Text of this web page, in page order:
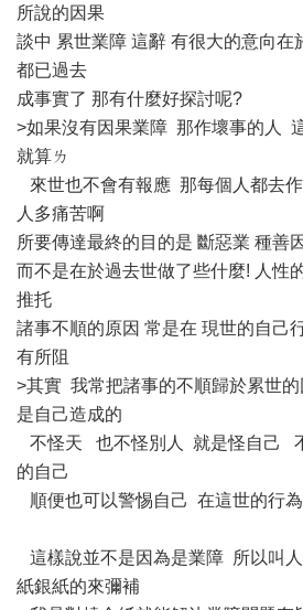
所說的因果
談中 累世業障 這辭 有很大的意向在
都已過去
成事實了 那有什麼好探討呢?
>如果沒有因果業障 那作壞事的人
就算ㄌ
來世也不會有報應 那每個人都去
人多痛苦啊
所要傳達最終的目的是 斷惡業 種善因
而不是在於過去世做了些什麼! 人性
推托
諸事不順的原因 常是在 現世的自己
有所阻
>其實 我常把諸事的不順歸於累世
是自己造成的
不怪天 也不怪別人 就是怪自己
的自己
順便也可以警惕自己 在這世的行
這樣說並不是因為是業障 所以叫
紙銀紙的來彌補